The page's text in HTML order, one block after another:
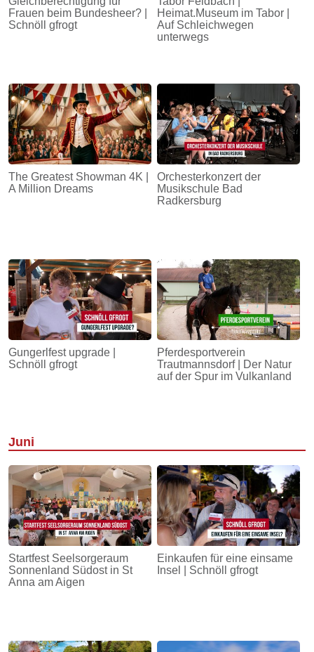
Frauen beim Bundesheer? |
Schnöll gfrogt
Heimat.Museum im Tabor |
Auf Schleichwegen
unterwegs
The Greatest Showman 4K |
A Million Dreams
Orchesterkonzert der
Musikschule Bad
Radkersburg
Gungerlfest upgrade |
Schnöll gfrogt
Pferdesportverein
Trautmannsdorf | Der Natur
auf der Spur im Vulkanland
Juni
Startfest Seelsorgeraum
Sonnenland Südost in St
Anna am Aigen
Einkaufen für eine einsame
Insel | Schnöll gfrogt